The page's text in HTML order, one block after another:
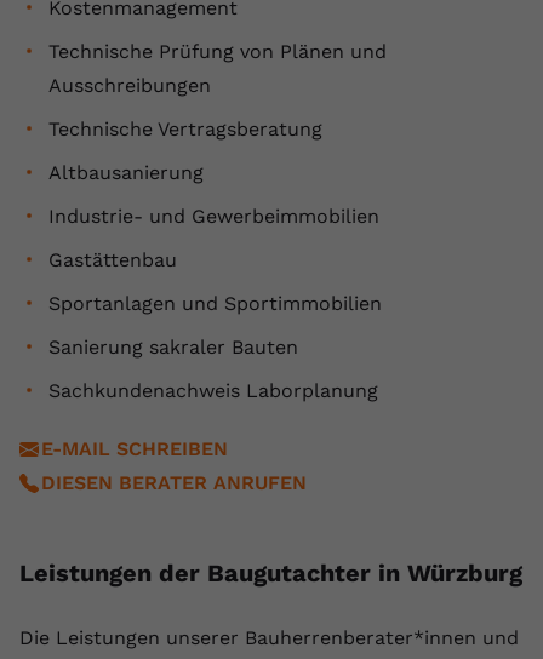
Kostenmanagement
Technische Prüfung von Plänen und
Ausschreibungen
Technische Vertragsberatung
Altbausanierung
Industrie- und Gewerbeimmobilien
Gastättenbau
Sportanlagen und Sportimmobilien
Sanierung sakraler Bauten
Sachkundenachweis Laborplanung
E-MAIL SCHREIBEN
DIESEN BERATER ANRUFEN
Leistungen der Baugutachter in Würzburg
Die ⁠Leistungen unserer Bauherrenberater*innen und
Laufzeit 2 Jahre
Zweck
YouTube setzt dieses Cookie über
registriert anonyme statistische Daten.
Name yt-remote-device-id
Anbieter Youtube.com
Zweck
Videopräferenzen des Benutzers zu
speichern, der eingebettete YouTube-
Name yt.innertube::requests
Anbieter youtube.com